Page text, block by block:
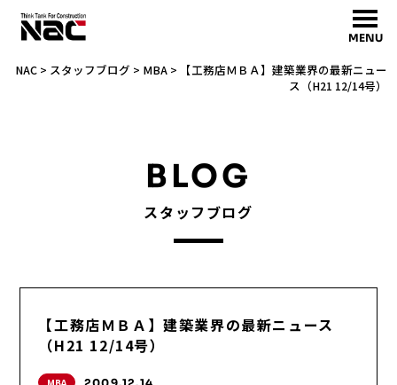
MENU
NAC> スタッフブログ > MBA>
【工務店ＭＢＡ】建築業界の最新ニュー
ス（H21 12/14号）
BLOG
スタッフブログ
【工務店ＭＢＡ】建築業界の最新ニュース
（H21 12/14号）